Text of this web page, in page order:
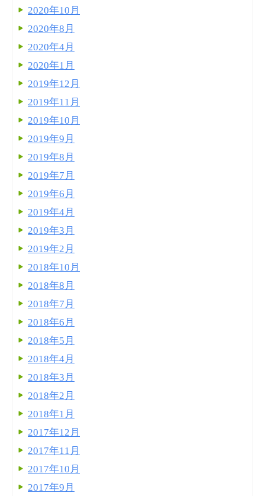
2020年10月
2020年8月
2020年4月
2020年1月
2019年12月
2019年11月
2019年10月
2019年9月
2019年8月
2019年7月
2019年6月
2019年4月
2019年3月
2019年2月
2018年10月
2018年8月
2018年7月
2018年6月
2018年5月
2018年4月
2018年3月
2018年2月
2018年1月
2017年12月
2017年11月
2017年10月
2017年9月